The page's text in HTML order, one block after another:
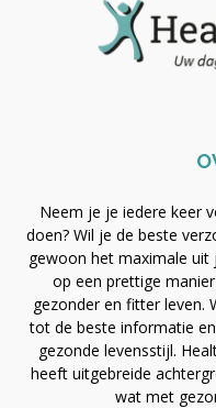
Neem je je iedere keer
doen? Wil je de beste
gewoon het maximale uit
op een prettige
gezonder en fitter leven.
tot de beste informatie
gezonde levensstijl.
heeft uitgebreide
wat met